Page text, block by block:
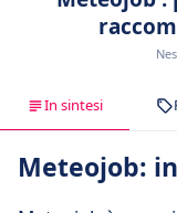
In sintesi
Meteojob: